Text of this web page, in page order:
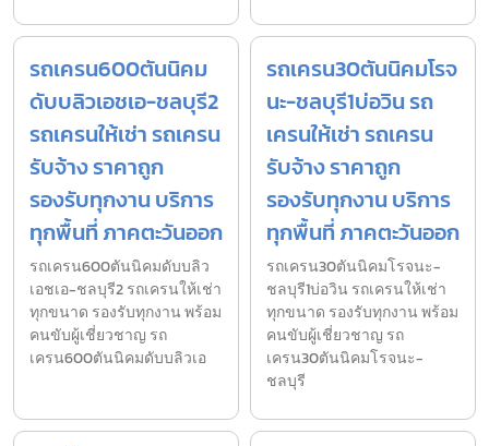
รถเครน600ตันนิคม
ดับบลิวเอชเอ-ชลบุรี2
รถเครนให้เช่า รถเครน
รับจ้าง ราคาถูก
รองรับทุกงาน บริการ
ทุกพื้นที่ ภาคตะวันออก
รถเครน600ตันนิคมดับบลิว
เอชเอ-ชลบุรี2 รถเครนให้เช่า
ทุกขนาด รองรับทุกงาน พร้อม
คนขับผู้เชี่ยวชาญ รถ
เครน600ตันนิคมดับบลิวเอ
รถเครน30ตันนิคมโรจ
นะ-ชลบุรี1บ่อวิน รถ
เครนให้เช่า รถเครน
รับจ้าง ราคาถูก
รองรับทุกงาน บริการ
ทุกพื้นที่ ภาคตะวันออก
รถเครน30ตันนิคมโรจนะ-
ชลบุรี1บ่อวิน รถเครนให้เช่า
ทุกขนาด รองรับทุกงาน พร้อม
คนขับผู้เชี่ยวชาญ รถ
เครน30ตันนิคมโรจนะ-
ชลบุรี